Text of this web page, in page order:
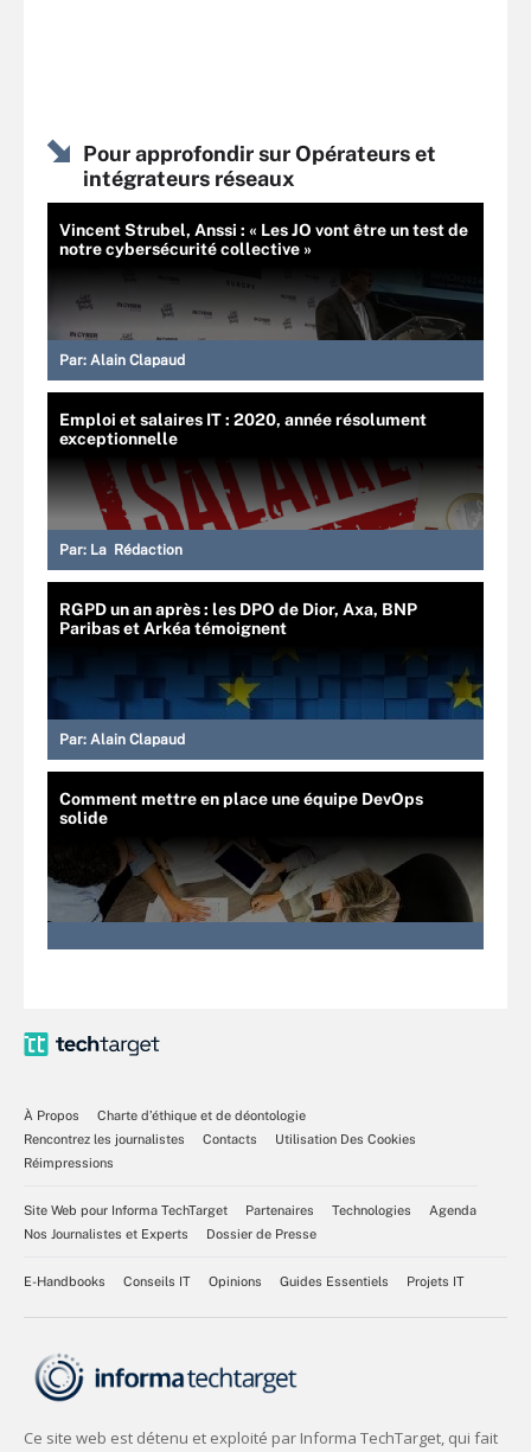
Pour approfondir sur Opérateurs et
intégrateurs réseaux
Vincent Strubel, Anssi : « Les JO vont être un test de
notre cybersécurité collective »
Par: Alain Clapaud
Emploi et salaires IT : 2020, année résolument
exceptionnelle
Par: La Rédaction
RGPD un an après : les DPO de Dior, Axa, BNP
Paribas et Arkéa témoignent
Par: Alain Clapaud
Comment mettre en place une équipe DevOps
solide
À Propos
Charte d’éthique et de déontologie
Rencontrez les journalistes
Contacts
Utilisation Des Cookies
Réimpressions
Site Web pour Informa TechTarget Partenaires Technologies
Agenda
Nos Journalistes et Experts
Dossier de Presse
E-Handbooks Conseils IT Opinions Guides Essentiels Projets IT